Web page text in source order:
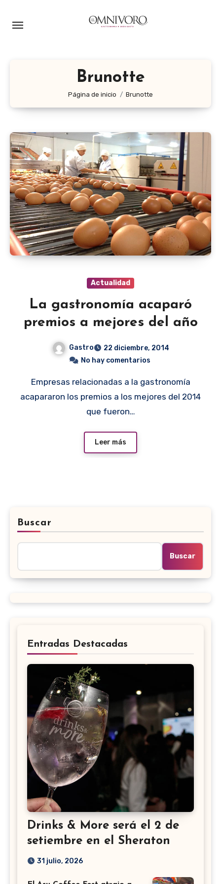
Brunotte
Página de inicio Brunotte
Actualidad
La gastronomía acaparó
premios a mejores del año
Gastro
22 diciembre, 2014
No hay comentarios
Empresas relacionadas a la gastronomía
acapararon los premios a los mejores del 2014
que fueron…
Leer más
Buscar
Buscar
Entradas Destacadas
Drinks & More será el 2 de
setiembre en el Sheraton
31 julio, 2026